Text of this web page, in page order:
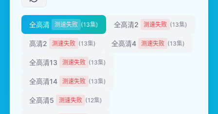
全高清 测速失败 (13集) 全高清2 测速失败 (13集)
高清2 测速失败 (13集) 全高清4 测速失败 (13集)
全高清13 测速失败 (13集)
全高清14 测速失败 (13集)
全高清5 测速失败 (12集)